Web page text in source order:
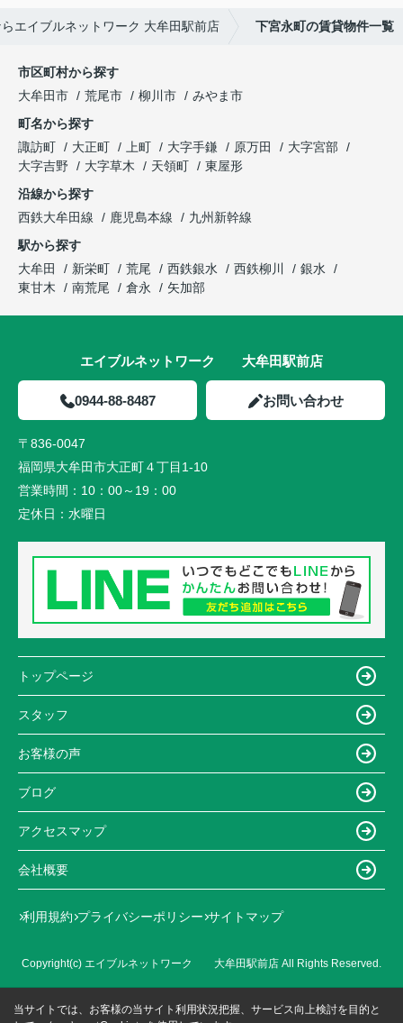
エイブルネットワーク 大牟田駅前店 下宮永町の賃貸物件一覧
市区町村から探す
大牟田市
荒尾市 柳川市
みやま市
町名から探す
諏訪町
大正町 上町 大字手鎌 原万田
大字宮部
大字吉野
大字草木 天領町
東屋形
沿線から探す
西鉄大牟田線
鹿児島本線
九州新幹線
駅から探す
大牟田
新栄町 荒尾 西鉄銀水 西鉄柳川
銀水
東甘木
南荒尾 倉永 矢加部
エイブルネットワーク 大牟田駅前店
0944-88-8487 お問い合わせ
〒836-0047
福岡県大牟田市大正町４丁目1-10
営業時間： 10：00～19：00
定休日： 水曜日
トップページ
スタッフ
お客様の声
ブログ
アクセスマップ
会社概要
利用規約 プライバシーポリシー サイトマップ
Copyright(c) エイブルネットワーク 大牟田駅前店 All Rights Reserved.
当サイトでは、お客様の当サイト利用状況把握、サービス向上検討を目的と